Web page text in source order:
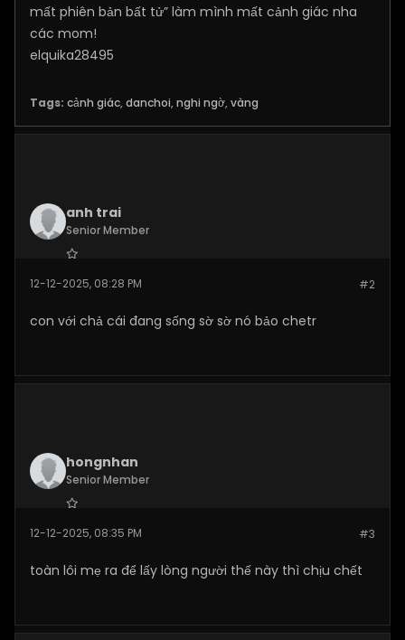
mất phiên bản bất tử” làm mình mất cảnh giác nha
các mom!
elquika28495
Tags: cảnh giác, danchoi, nghi ngờ, vàng
anh trai
Senior Member
Posts:142 #2
12-12-2025, 08:28 PM
con với chả cái đang sống sờ sờ nó bảo chetr
hongnhan
Senior Member
Posts:140 #3
12-12-2025, 08:35 PM
toàn lôi mẹ ra để lấy lòng người thế này thì chịu chết